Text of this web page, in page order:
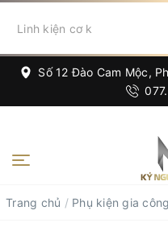
Số 12 Đào Cam Mộc,
Trang chủ / Phụ kiện gia công